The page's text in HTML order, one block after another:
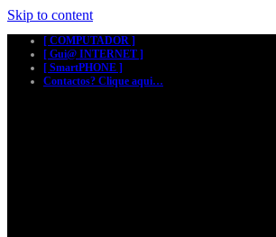
Skip to content
[ COMPUTADOR ]
[ Gui@ INTERNET ]
[ SmartPHONE ]
Contactos? Clique aqui…